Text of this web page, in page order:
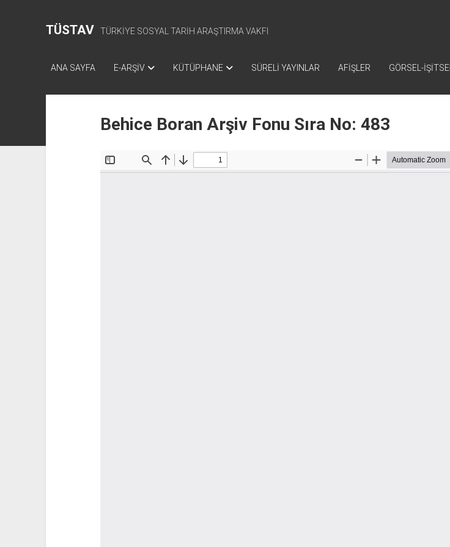
TÜSTAV TÜRKİYE SOSYAL TARİH ARAŞTIRMA VAKFI
ANA SAYFA E-ARŞİV KÜTÜPHANE SÜRELİ YAYINLAR AFİŞLER GÖRSEL-İŞİTSEL
Behice Boran Arşiv Fonu Sıra No: 483